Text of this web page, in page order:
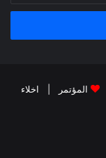
المؤتمر
اخلاء